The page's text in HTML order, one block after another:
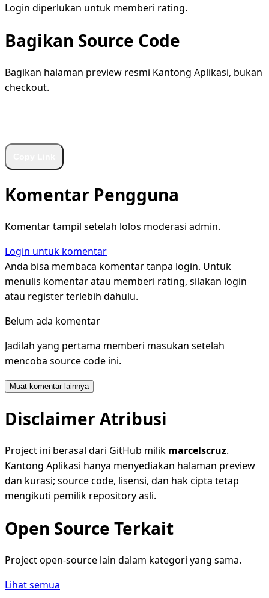
Login diperlukan untuk memberi rating.
Bagikan Source Code
Bagikan halaman preview resmi Kantong Aplikasi, bukan
checkout.
Komentar Pengguna
Komentar tampil setelah lolos moderasi admin.
Login untuk komentar
Anda bisa membaca komentar tanpa login. Untuk
menulis komentar atau memberi rating, silakan login
atau register terlebih dahulu.
Belum ada komentar
Jadilah yang pertama memberi masukan setelah
mencoba source code ini.
Muat komentar lainnya
Disclaimer Atribusi
Project ini berasal dari GitHub milik marcelscruz.
Kantong Aplikasi hanya menyediakan halaman preview
dan kurasi; source code, lisensi, dan hak cipta tetap
mengikuti pemilik repository asli.
Open Source Terkait
Project open-source lain dalam kategori yang sama.
Lihat semua